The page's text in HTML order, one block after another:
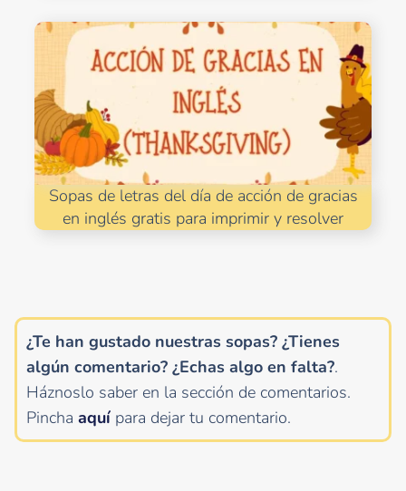
Sopas de letras del día de acción de gracias
en inglés gratis para imprimir y resolver
¿Te han gustado nuestras sopas? ¿Tienes
algún comentario? ¿Echas algo en falta?.
Háznoslo saber en la sección de comentarios.
Pincha aquí para dejar tu comentario.